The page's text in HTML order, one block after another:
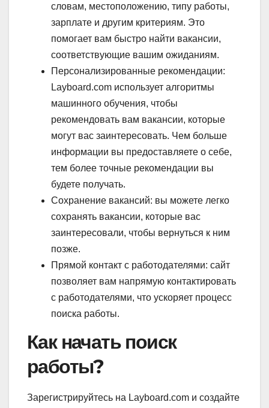
словам, местоположению, типу работы,
зарплате и другим критериям. Это
помогает вам быстро найти вакансии,
соответствующие вашим ожиданиям.
Персонализированные рекомендации:
Layboard.com использует алгоритмы
машинного обучения, чтобы
рекомендовать вам вакансии, которые
могут вас заинтересовать. Чем больше
информации вы предоставляете о себе,
тем более точные рекомендации вы
будете получать.
Сохранение вакансий: вы можете легко
сохранять вакансии, которые вас
заинтересовали, чтобы вернуться к ним
позже.
Прямой контакт с работодателями: сайт
позволяет вам напрямую контактировать
с работодателями, что ускоряет процесс
поиска работы.
Как начать поиск
работы?
Зарегистрируйтесь на Layboard.com и создайте